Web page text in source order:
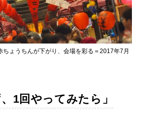
ちょうちんが下がり、会場を彩る＝2017年7月
1回やってみたら」